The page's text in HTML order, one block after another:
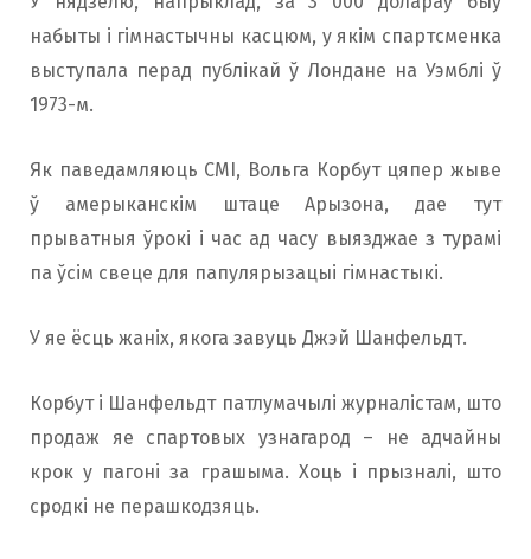
набыты і гімнастычны касцюм, у якім спартсменка
выступала перад публікай ў Лондане на Уэмблі ў
1973-м.
Як паведамляюць СМІ, Вольга Корбут цяпер жыве
ў амерыканскім штаце Арызона, дае тут
прыватныя ўрокі і час ад часу выязджае з турамі
па ўсім свеце для папулярызацыі гімнастыкі.
У яе ёсць жаніх, якога завуць Джэй Шанфельдт.
Корбут і Шанфельдт патлумачылі журналістам, што
продаж яе спартовых узнагарод – не адчайны
крок у пагоні за грашыма. Хоць і прызналі, што
сродкі не перашкодзяць.